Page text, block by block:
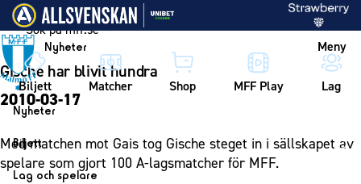
Vidare till innehållet
Nyheter Meny
Biljett Matcher Shop MFF Play Lag
Nyheter
Nyheter
Kalender
Biljett
Biljett
Lag och spelare
Gische har blivit hundra
2010-03-17
Med matchen mot Gais tog Gische steget in i sällskapet av
spelare som gjort 100 A-lagsmatcher för MFF.